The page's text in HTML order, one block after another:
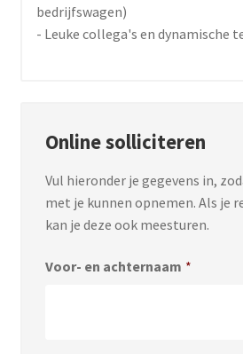
bedrijfswagen)
- Leuke collega's en dynamische
Online solliciteren
Vul hieronder je gegevens in,
met je kunnen opnemen. Als je
kan je deze ook meesturen.
Voor- en achternaam *